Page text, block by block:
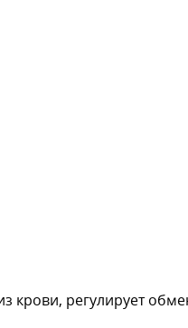
крови, регулирует